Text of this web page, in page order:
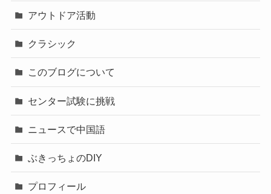
アウトドア活動
クラシック
このブログについて
センター試験に挑戦
ニュースで中国語
ぶきっちょのDIY
プロフィール